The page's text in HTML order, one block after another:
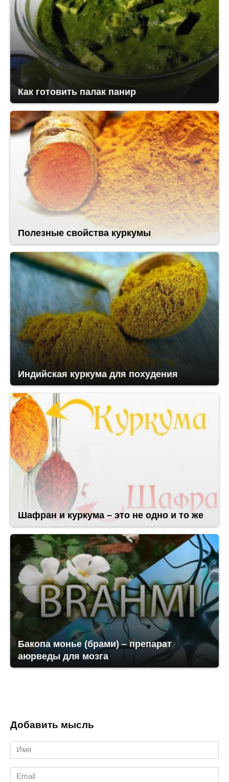
Как готовить палак панир
Полезные свойства куркумы
Индийская куркума для похудения
Шафран и куркума – это не одно и то же
Бакопа монье (брами) – препарат
аюрведы для мозга
Добавить мысль
Имя
*
Email